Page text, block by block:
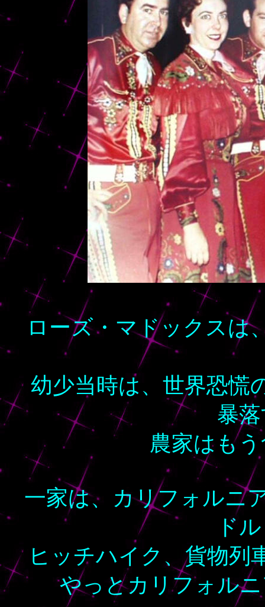
ローズ・マドックスは
幼少当時は、世界恐慌
暴
農家はも
一家は、カリフォルニ
ド
ヒッチハイク、貨物列
やっとカリフォル